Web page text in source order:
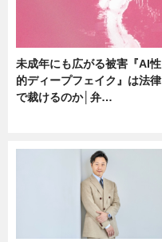
未成年にも広がる被害『AI性
的ディープフェイク』は法律
で裁けるのか│弁…